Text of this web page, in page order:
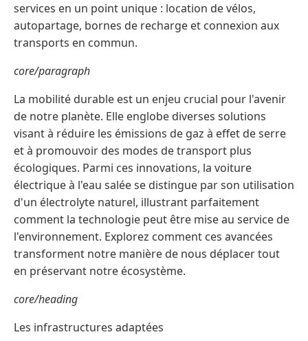
services en un point unique : location de vélos,
autopartage, bornes de recharge et connexion aux
transports en commun.
core/paragraph
La mobilité durable est un enjeu crucial pour l'avenir
de notre planète. Elle englobe diverses solutions
visant à réduire les émissions de gaz à effet de serre
et à promouvoir des modes de transport plus
écologiques. Parmi ces innovations, la voiture
électrique à l'eau salée se distingue par son utilisation
d'un électrolyte naturel, illustrant parfaitement
comment la technologie peut être mise au service de
l'environnement. Explorez comment ces avancées
transforment notre manière de nous déplacer tout
en préservant notre écosystème.
core/heading
Les infrastructures adaptées